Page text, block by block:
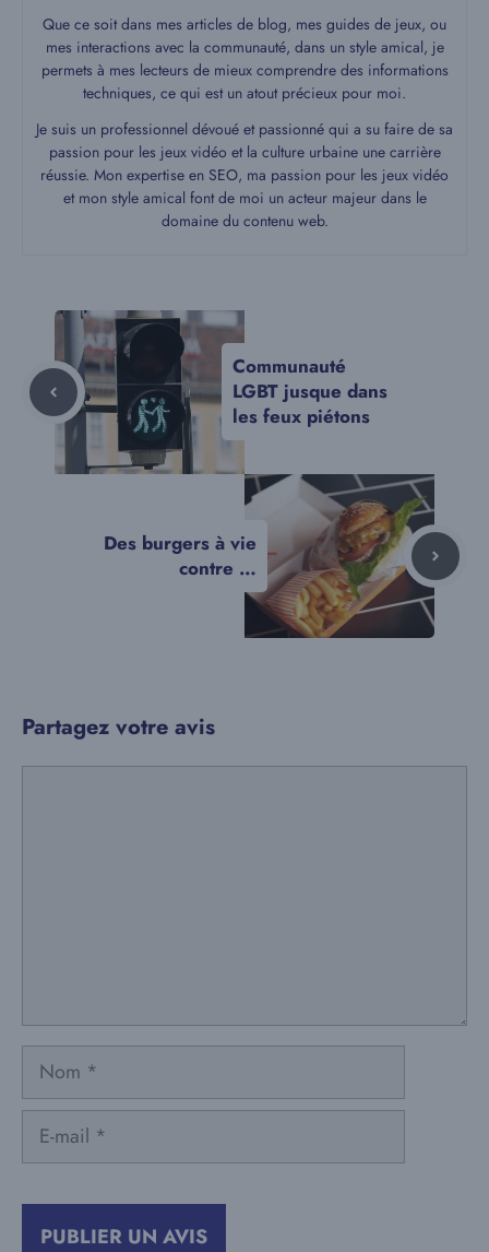
Que ce soit dans mes articles de blog, mes guides de jeux, ou
mes interactions avec la communauté, dans un style amical, je
permets à mes lecteurs de mieux comprendre des informations
techniques, ce qui est un atout précieux pour moi.
Je suis un professionnel dévoué et passionné qui a su faire de sa
passion pour les jeux vidéo et la culture urbaine une carrière
réussie. Mon expertise en SEO, ma passion pour les jeux vidéo
et mon style amical font de moi un acteur majeur dans le
domaine du contenu web.
Communauté
LGBT jusque dans
les feux piétons
Des burgers à vie
contre …
Partagez votre avis
Nom
mail